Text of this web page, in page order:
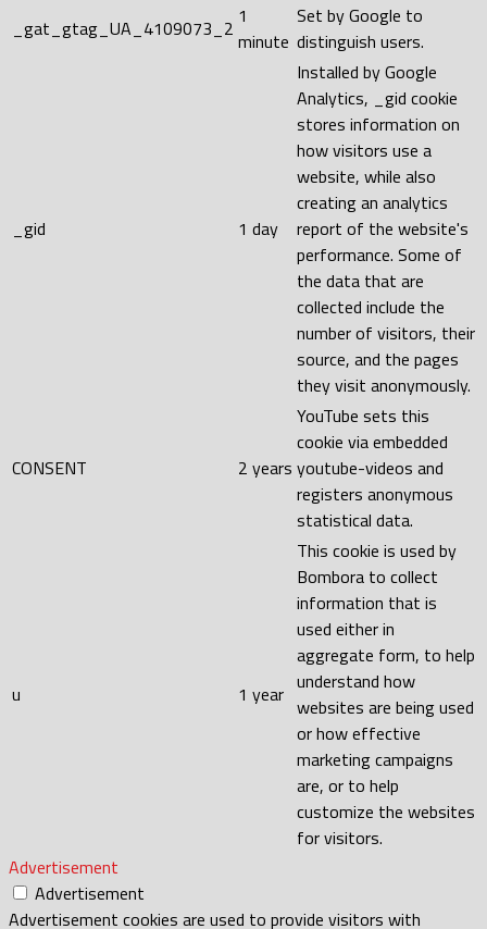
_gat_gtag_UA_4109073_2 1
minute
Set by Google to
distinguish users.
_gid 1 day
Installed by Google
Analytics, _gid cookie
stores information on
how visitors use a
website, while also
creating an analytics
report of the website's
performance. Some of
the data that are
collected include the
number of visitors, their
source, and the pages
they visit anonymously.
CONSENT 2 years
YouTube sets this
cookie via embedded
youtube-videos and
registers anonymous
statistical data.
u 1 year
This cookie is used by
Bombora to collect
information that is
used either in
aggregate form, to help
understand how
websites are being used
or how effective
marketing campaigns
are, or to help
customize the websites
for visitors.
Advertisement
Advertisement
Advertisement cookies are used to provide visitors with